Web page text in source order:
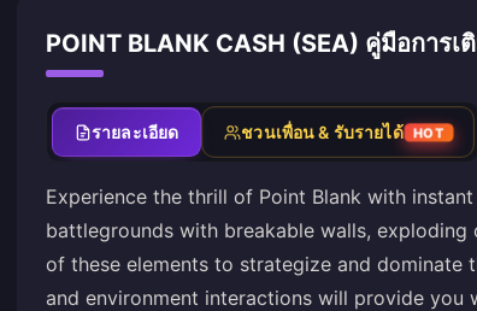
POINT BLANK CASH (SEA) คู่มือการเ
รายละเอียด ชวนเพื่อน & รับรายได้ HOT
Experience the thrill of Point Blank with
battlegrounds with breakable walls, exploding
of these elements to strategize and dominate
and environment interactions will provide